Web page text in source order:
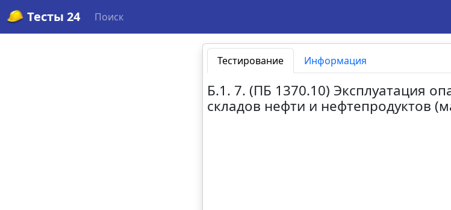
Тесты 24 Поиск
Тестирование Информация
Б.1. 7. (ПБ 1370.10) Эксплуатация
складов нефти и нефтепродуктов